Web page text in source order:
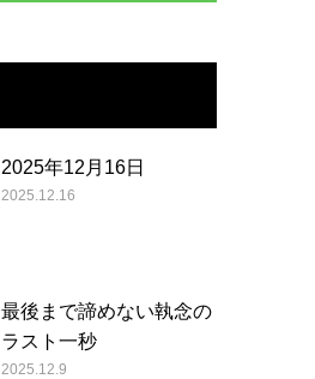
2025年12月16日
2025.12.16
最後まで諦めない執念の
ラスト一秒
2025.12.9